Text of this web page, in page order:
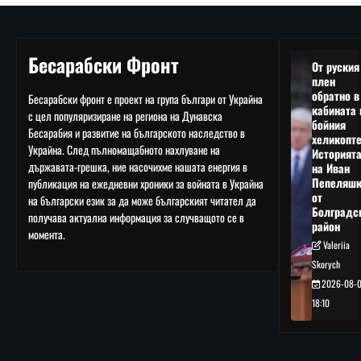
Бесарабски Фронт
Бесарабски фронт е проект на група българи от Украйна
с цел популяризиране на региона на Дунавска
Бесарабия и развитие на българското наследство в
Украйна. След пълномащабното нахлуване на
държавата-грешка, ние насочихме нашата енергия в
публикация на ежедневни хроники за войната в Украйна
на български език за да може българският читател да
получава актуална информация за случващото се в
момента.
От руския
плен
обратно в
кабината
бойния
Историята
на Иван
от
район
Valeriia
Skorych
2026-08-
18:10